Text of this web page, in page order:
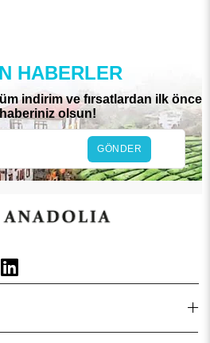
HABERLER
indirim ve fırsatlardan ilk önce
olsun!
GÖNDER